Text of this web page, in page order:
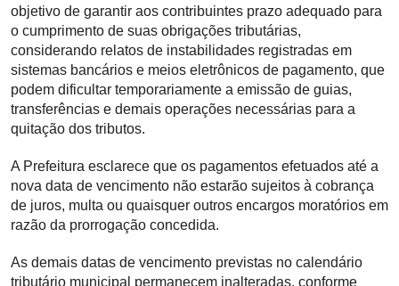
objetivo de garantir aos contribuintes prazo adequado para
o cumprimento de suas obrigações tributárias,
considerando relatos de instabilidades registradas em
sistemas bancários e meios eletrônicos de pagamento, que
podem dificultar temporariamente a emissão de guias,
transferências e demais operações necessárias para a
quitação dos tributos.
A Prefeitura esclarece que os pagamentos efetuados até a
nova data de vencimento não estarão sujeitos à cobrança
de juros, multa ou quaisquer outros encargos moratórios em
razão da prorrogação concedida.
As demais datas de vencimento previstas no calendário
tributário municipal permanecem inalteradas, conforme